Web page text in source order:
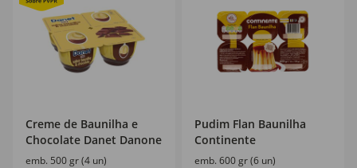
Creme de Baunilha e
Chocolate Danet Danone
emb. 500 gr (4 un)
Pudim Flan Baunilha
Continente
emb. 600 gr (6 un)